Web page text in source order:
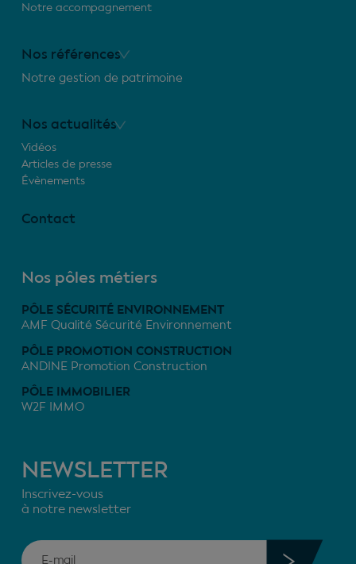
Notre accompagnement
Nos références
Notre gestion de patrimoine
Nos actualités
Vidéos
Articles de presse
Évènements
Contact
Nos pôles métiers
PÔLE SÉCURITÉ ENVIRONNEMENT
AMF Qualité Sécurité Environnement
PÔLE PROMOTION CONSTRUCTION
ANDINE Promotion Construction
PÔLE IMMOBILIER
W2F IMMO
NEWSLETTER
Inscrivez-vous
à notre newsletter